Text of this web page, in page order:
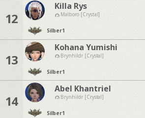
12
Killa Rys
Malboro [Crystal]
Silber1
13
Kohana Yumishi
Brynhildr [Crystal]
Silber1
14
Abel Khantriel
Brynhildr [Crystal]
Silber1